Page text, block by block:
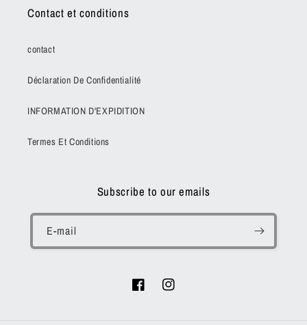
Contact et conditions
contact
Déclaration De Confidentialité
INFORMATION D'EXPIDITION
Termes Et Conditions
Subscribe to our emails
E-mail
FacebookInstagram